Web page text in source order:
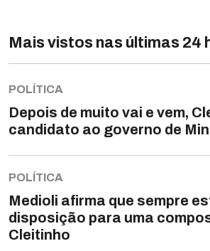
Mais vistos nas últimas 24
POLÍTICA
Depois de muito vai e vem,
candidato ao governo de
POLÍTICA
Medioli afirma que sempre
disposição para uma
Cleitinho